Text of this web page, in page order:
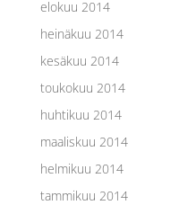
elokuu 2014
heinäkuu 2014
kesäkuu 2014
toukokuu 2014
huhtikuu 2014
maaliskuu 2014
helmikuu 2014
tammikuu 2014